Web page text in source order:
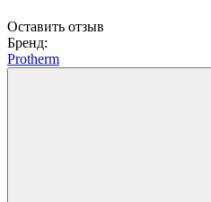
Оставить отзыв
Бренд:
Protherm